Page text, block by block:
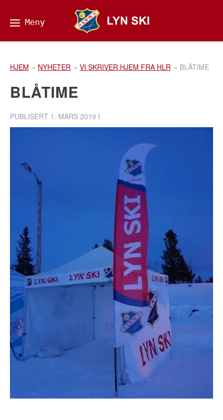
HJEM » NYHETER » VI SKRIVER HJEM FRA HLR » BLÅTIME
BLÅTIME
PUBLISERT 1. MARS 2019 I